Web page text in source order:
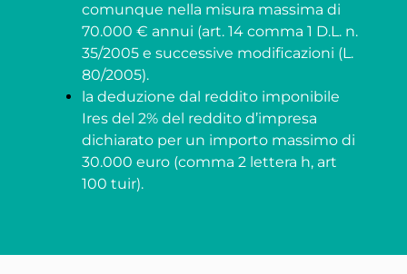
comunque nella misura massima di
70.000 € annui (art. 14 comma 1 D.L. n.
35/2005 e successive modificazioni (L.
80/2005).
la deduzione dal reddito imponibile
Ires del 2% del reddito d’impresa
dichiarato per un importo massimo di
30.000 euro (comma 2 lettera h, art
100 tuir).